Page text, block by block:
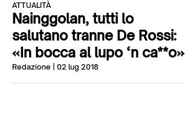
ATTUALITÀ
Nainggolan, tutti lo
salutano tranne De Rossi:
«In bocca al lupo ‘n ca**o»
Redazione | 02 lug 2018